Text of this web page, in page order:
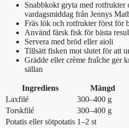
Snabbkokt gryta med rotfrukter
vardagsmiddag från Jennys
Fräs lök och rotfrukter först för
Använd färsk fisk för bästa
Servera med bröd eller aioli
Tillsätt fisken mot slutet för att
Grädde eller crème fraîche ger
sällan
Ingrediens
Mängd
Laxfilé
300–400 g
Torskfilé
300–400 g
Potatis eller sötpotatis 1–2 st